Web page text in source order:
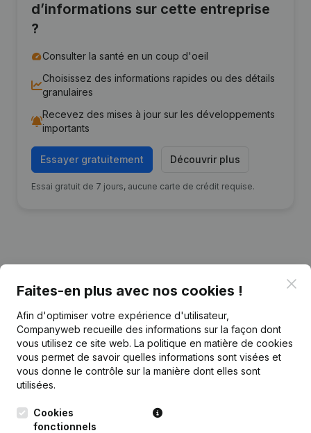
d’informations sur cette entreprise
?
Consulter la santé en un coup d'oeil
Choisissez des informations rapides ou des détails
granulaires
Recevez des mises à jour sur les développements
importants
Essayer gratuitement Découvrir plus
Essai gratuit de 7 jours, aucune carte de crédit requise.
Date Publication
09-12-2022
Statuts (Traduction, Coordination,
Autres Modifications, …)(NL)
06-11-2020
(Traduction, Coordination, Autres
Modifications, …)
Faites-en plus avec nos cookies !
Afin d'optimiser votre expérience d'utilisateur,
Companyweb recueille des informations sur la façon dont
vous utilisez ce site web. La politique en matière de cookies
vous permet de savoir quelles informations sont visées et
vous donne le contrôle sur la manière dont elles sont
utilisées.
Cookies
fonctionnels